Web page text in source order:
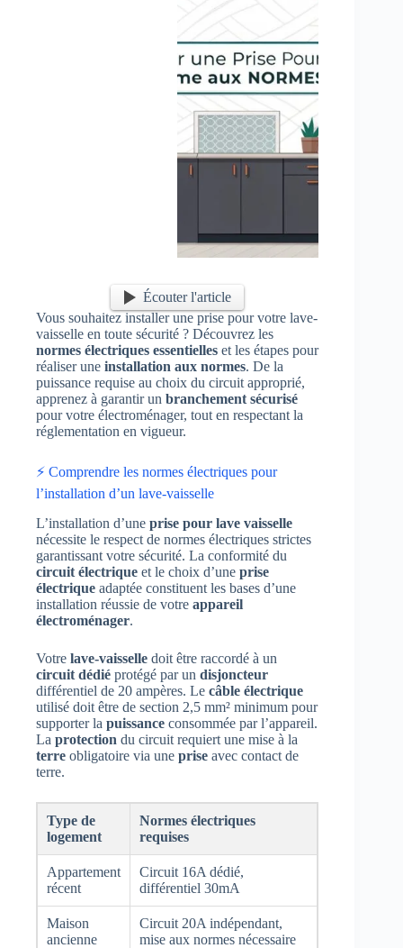
Écouter l'article
Vous souhaitez installer une prise pour votre lave-
vaisselle en toute sécurité ? Découvrez les
normes électriques essentielles et les étapes pour
réaliser une installation aux normes. De la
puissance requise au choix du circuit approprié,
apprenez à garantir un branchement sécurisé
pour votre électroménager, tout en respectant la
réglementation en vigueur.
⚡ Comprendre les normes électriques pour
l’installation d’un lave-vaisselle
L’installation d’une prise pour lave vaisselle
nécessite le respect de normes électriques strictes
garantissant votre sécurité. La conformité du
circuit électrique et le choix d’une prise
électrique adaptée constituent les bases d’une
installation réussie de votre appareil
électroménager.
Votre lave-vaisselle doit être raccordé à un
circuit dédié protégé par un disjoncteur
différentiel de 20 ampères. Le câble électrique
utilisé doit être de section 2,5 mm² minimum pour
supporter la puissance consommée par l’appareil.
La protection du circuit requiert une mise à la
terre obligatoire via une prise avec contact de
terre.
Type de
logement
Normes électriques
requises
Appartement
récent
Circuit 16A dédié,
différentiel 30mA
Maison
ancienne
Circuit 20A indépendant,
mise aux normes nécessaire